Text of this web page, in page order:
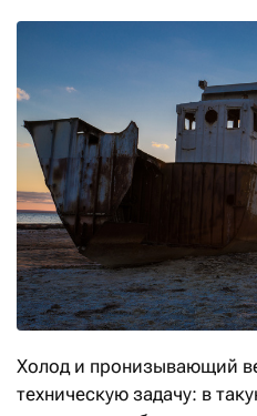
Холод и пронизывающий
техническую задачу: в